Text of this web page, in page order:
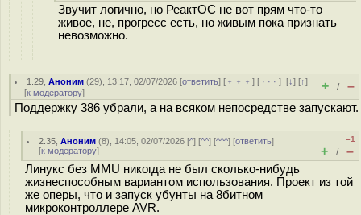
Звучит логично, но РеактОС не вот прям что-то
живое, не, прогресс есть, но живым пока признать
невозможно.
1.29 ,Аноним (29), 13:17, 02/07/2026 [ответить] [ ﹢﹢﹢] [ · · ·][↓] [↑]
[к модератору] + / –
Поддержку 386 убрали, а на всяком непосредстве запускают.
2.35 ,Аноним (8), 14:05, 02/07/2026 [^] [^^] [^^^] [ответить]
[к модератору]
–1
+ / –
Линукс без MMU никогда не был сколько-нибудь
жизнеспособным вариантом использования. Проект из той
же оперы, что и запуск убунты на 8битном
микроконтроллере AVR.